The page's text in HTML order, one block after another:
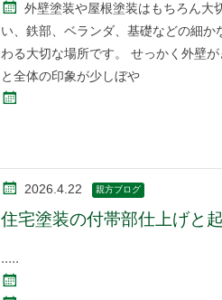
外壁塗装や屋根塗装はもちろん大
い、鉄部、ベランダ、基礎などの細
わる大切な場所です。 せっかく外壁
と全体の印象が少しぼや
2026.4.22 親方ブログ
住宅塗装の付帯部仕上げと